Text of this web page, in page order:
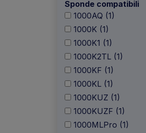
Centraline
Varie
Esplosi ricambi
Sponde compatibili
1000AQ (1)
1000K (1)
1000K1 (1)
1000K2TL (1)
1000KF (1)
1000KL (1)
1000KUZ (1)
1000KUZF (1)
1000MLPro (1)